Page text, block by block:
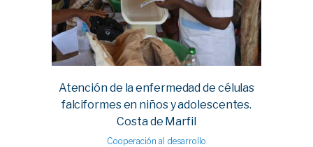
Atención de la enfermedad de células
falciformes en niños y adolescentes.
Costa de Marfil
Cooperación al desarrollo